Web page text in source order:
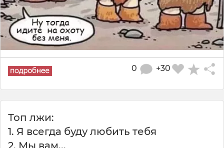
+30
0
Топ лжи:
1. Я всегда буду любить тебя
2. Мы вам...